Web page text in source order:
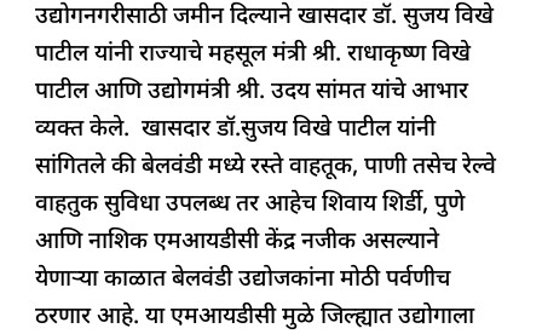
उद्योगनगरीसाठी जमीन दिल्याने खासदार डॉ. सुजय विखे
पाटील यांनी राज्याचे महसूल मंत्री श्री. राधाकृष्ण विखे
पाटील आणि उद्योगमंत्री श्री. उदय सांमत यांचे आभार
व्यक्त केले. खासदार डॉ.सुजय विखे पाटील यांनी
सांगितले की बेलवंडी मध्ये रस्ते वाहतूक, पाणी तसेच रेल्वे
वाहतुक सुविधा उपलब्ध तर आहेच शिवाय शिर्डी, पुणे
आणि नाशिक एमआयडीसी केंद्र नजीक असल्याने
येणाऱ्या काळात बेलवंडी उद्योजकांना मोठी पर्वणीच
ठरणार आहे. या एमआयडीसी मुळे जिल्ह्यात उद्योगाला